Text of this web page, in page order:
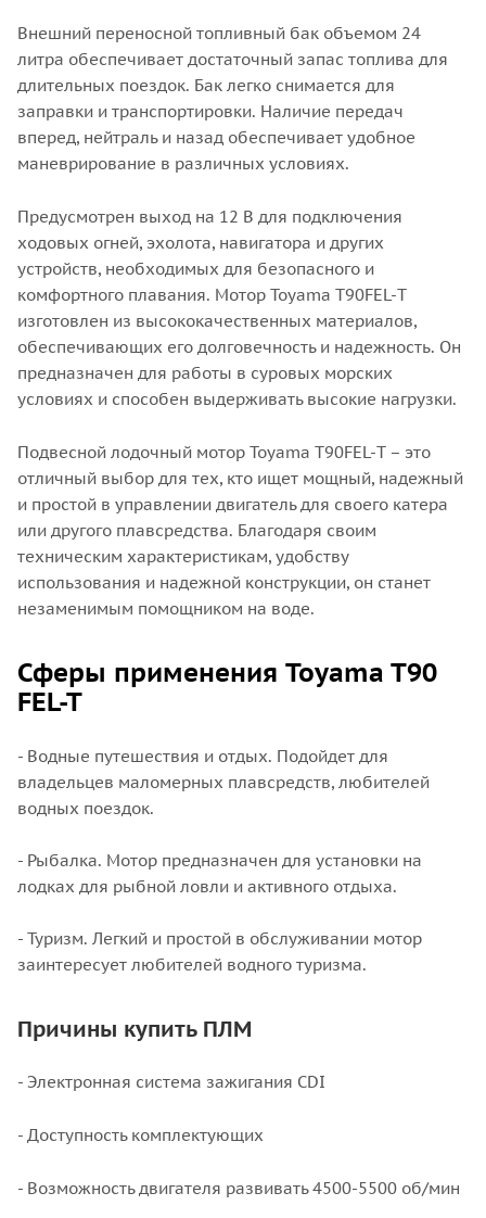
Внешний переносной топливный бак объемом 24
литра обеспечивает достаточный запас топлива для
длительных поездок. Бак легко снимается для
заправки и транспортировки. Наличие передач
вперед, нейтраль и назад обеспечивает удобное
маневрирование в различных условиях.
Предусмотрен выход на 12 В для подключения
ходовых огней, эхолота, навигатора и других
устройств, необходимых для безопасного и
комфортного плавания. Мотор Toyama T90FEL-T
изготовлен из высококачественных материалов,
обеспечивающих его долговечность и надежность. Он
предназначен для работы в суровых морских
условиях и способен выдерживать высокие нагрузки.
Подвесной лодочный мотор Toyama T90FEL-T – это
отличный выбор для тех, кто ищет мощный, надежный
и простой в управлении двигатель для своего катера
или другого плавсредства. Благодаря своим
техническим характеристикам, удобству
использования и надежной конструкции, он станет
незаменимым помощником на воде.
Сферы применения Toyama T90
FEL-T
- Водные путешествия и отдых. Подойдет для
владельцев маломерных плавсредств, любителей
водных поездок.
- Рыбалка. Мотор предназначен для установки на
лодках для рыбной ловли и активного отдыха.
- Туризм. Легкий и простой в обслуживании мотор
заинтересует любителей водного туризма.
Причины купить ПЛМ
- Электронная система зажигания CDI
- Доступность комплектующих
- Возможность двигателя развивать 4500-5500 об/мин